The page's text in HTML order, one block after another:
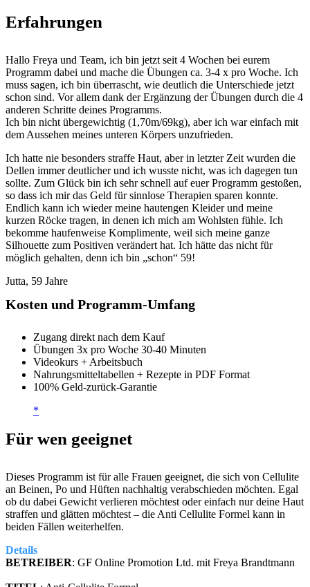
Erfahrungen
Hallo Freya und Team, ich bin jetzt seit 4 Wochen bei eurem
Programm dabei und mache die Übungen ca. 3-4 x pro Woche. Ich
muss sagen, ich bin überrascht, wie deutlich die Unterschiede jetzt
schon sind. Vor allem dank der Ergänzung der Übungen durch die 4
anderen Schritte deines Programms.
Ich bin nicht übergewichtig (1,70m/69kg), aber ich war einfach mit
dem Aussehen meines unteren Körpers unzufrieden.
Ich hatte nie besonders straffe Haut, aber in letzter Zeit wurden die
Dellen immer deutlicher und ich wusste nicht, was ich dagegen tun
sollte. Zum Glück bin ich sehr schnell auf euer Programm gestoßen,
so dass ich mir das Geld für sinnlose Therapien sparen konnte.
Endlich kann ich wieder meine hautengen Kleider und meine
kurzen Röcke tragen, in denen ich mich am Wohlsten fühle. Ich
bekomme haufenweise Komplimente, weil sich meine ganze
Silhouette zum Positiven verändert hat. Ich hätte das nicht für
möglich gehalten, denn ich bin „schon“ 59!
Jutta, 59 Jahre
Kosten und Programm-Umfang
Zugang direkt nach dem Kauf
Übungen 3x pro Woche 30-40 Minuten
Videokurs + Arbeitsbuch
Nahrungsmitteltabellen + Rezepte in PDF Format
100% Geld-zurück-Garantie
Für wen geeignet
Dieses Programm ist für alle Frauen geeignet, die sich von Cellulite
an Beinen, Po und Hüften nachhaltig verabschieden möchten. Egal
ob du dabei Gewicht verlieren möchtest oder einfach nur deine Haut
straffen und glätten möchtest – die Anti Cellulite Formel kann in
beiden Fällen weiterhelfen.
Details
BETREIBER: GF Online Promotion Ltd. mit Freya Brandtmann